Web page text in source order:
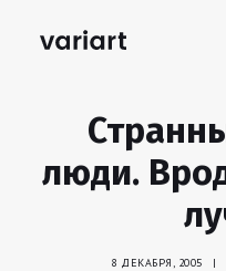
люди.
8 ДЕКАБРЯ, 2005 |